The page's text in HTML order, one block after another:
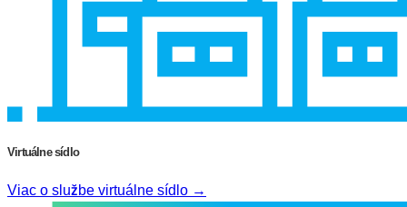
Virtuálne sídlo
Viac o službe virtuálne sídlo →